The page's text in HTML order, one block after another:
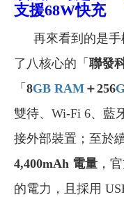
支援68W快充
再來看到的是手
了八核心的「 聯發
「 8GB RAM ＋256
雙待、Wi-Fi 6、藍
接外部裝置；至於
4,400mAh 電量 ，
的電力，且採用